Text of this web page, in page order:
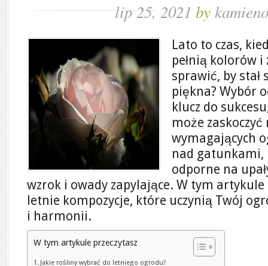
lip 25, 2021 by
Lato to czas,
pełnią kolorów
sprawić, by stał
piękna? Wybór
klucz do
może
wymagających
nad gatunkami,
odporne na
wzrok i owady zapylające. W tym
letnie kompozycje, które uczynią Twój
i harmonii.
W tym artykule przeczytasz
Jakie rośliny wybrać do letniego ogrodu?